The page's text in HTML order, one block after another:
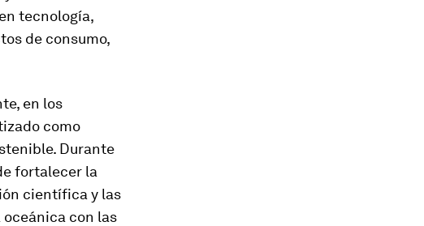
tecnología,
de consumo,
en los
como
Durante
fortalecer la
científica y las
con las